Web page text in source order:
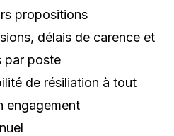
propositions
délais de carence et
par poste
de résiliation à tout
engagement